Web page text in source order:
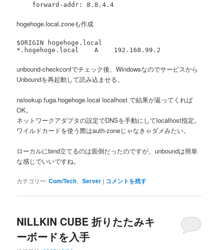
    forward-addr: 8.8.4.4
hogehoge.local.zoneも作成
$ORIGIN hogehoge.local
*.hogehoge.local    A    192.168.99.2
unbound-checkconfでチェック後、Windowsなのでサービスから
Unboundを再起動して読み込ませる。
nslookup fuga.hogehoge.local localhost で結果が返ってくれば
OK。
ネットワークアダプタの設定でDNSを手動にしてlocalhost指定。
ワイルドカードを使う際はauth-zoneじゃなきゃダメみたい。
ローカルにbind立てるのは面倒だったのですが、unboundは簡単
な感じでいいですね。
カテゴリー:Com/Tech、Server | コメントを残す
NILLKIN CUBE 折りたたみキ
ーボードを入手